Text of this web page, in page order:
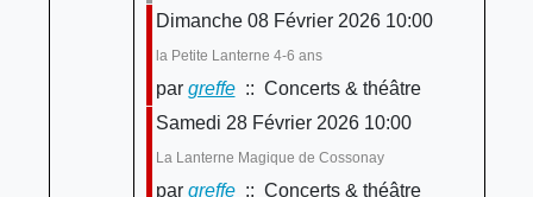
Dimanche 08 Février 2026 10:00
la Petite Lanterne 4-6 ans
par greffe:: Concerts & théâtre
Samedi 28 Février 2026 10:00
La Lanterne Magique de Cossonay
par greffe:: Concerts & théâtre